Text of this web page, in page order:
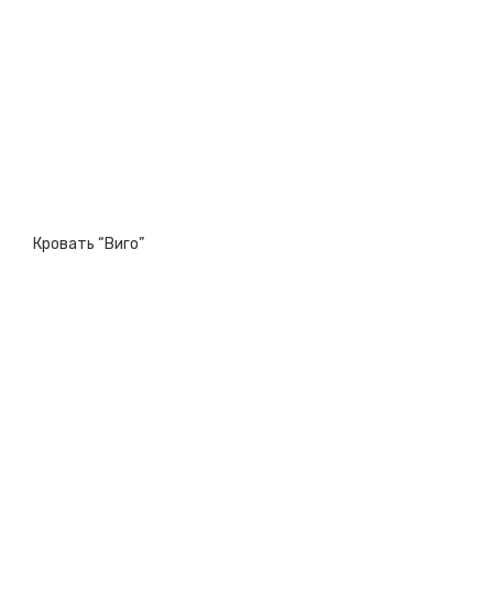
Кровать “Виго”